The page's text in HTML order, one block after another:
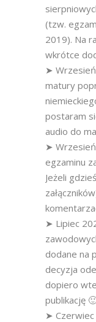
(tzw.
2019). Na
wkrótce
➤
matury
postaram
audio do
➤
egzaminu
Jeżeli
➤ Lipiec
dodane na
decyzja
dopiero
publikację
➤